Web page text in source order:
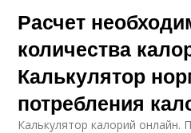
Расчет
количества
Калькулятор
потребления
Калькулятор калорий онлайн.